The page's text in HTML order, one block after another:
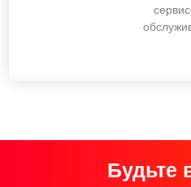
Будьте